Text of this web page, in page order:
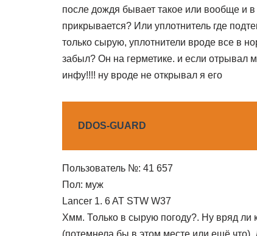
после дождя бывает такое или вообще и
прикрывается? Или уплотнитель где
только сырую, уплотнители вроде все в
забыл? Он на герметике. и если отрывал
инфу!!!! ну вроде не открывал я его
DDOS-GUARD
Пользователь №: 41 657
Пол: муж
Lancer 1. 6 AT STW W37
Хмм. Только в сырую погоду?. Ну вряд ли